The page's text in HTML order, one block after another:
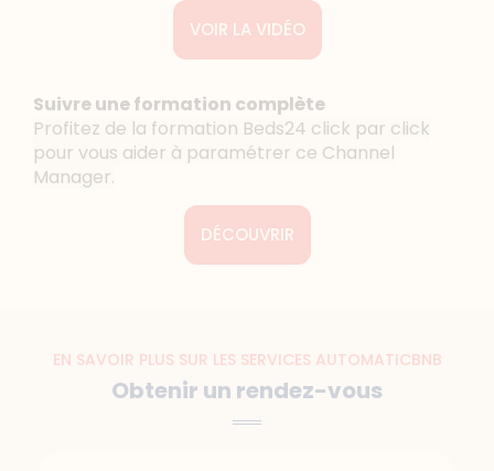
VOIR LA VIDÉO
Suivre une formation complète
Profitez de la formation Beds24 click par click
pour vous aider à paramétrer ce Channel
Manager.
DÉCOUVRIR
EN SAVOIR PLUS SUR LES SERVICES AUTOMATICBNB
Obtenir un rendez-vous